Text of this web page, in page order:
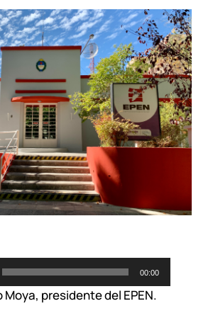
00:00
Moya, presidente del EPEN.